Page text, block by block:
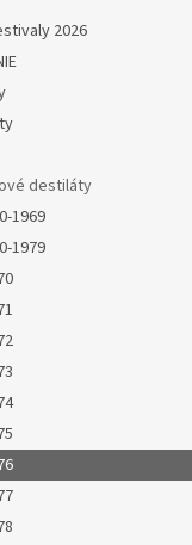
2026
destiláty
1969
1979